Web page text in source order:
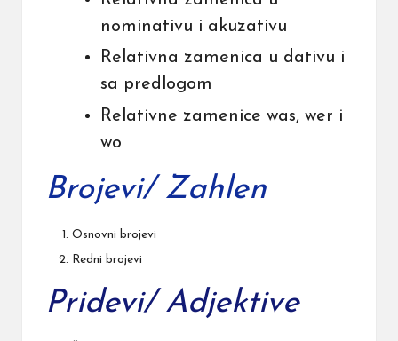
nominativu i akuzativu
Relativna zamenica u dativu i
sa predlogom
Relativne zamenice was, wer i
wo
Brojevi/ Zahlen
Osnovni brojevi
Redni brojevi
Pridevi/ Adjektive